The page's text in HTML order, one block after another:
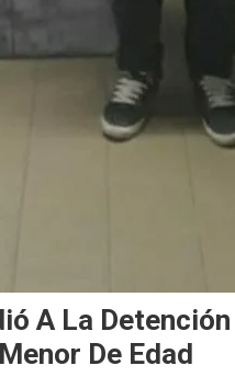
A La
De Edad